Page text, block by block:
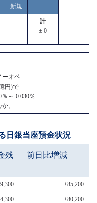
新規
計
± 0
ーオペ
円)で
～-0.030％
。
日銀当座預金状況
残
前日比増減
+85,200
+80,200